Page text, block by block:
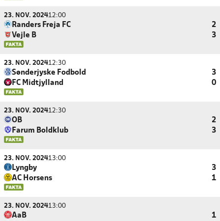
23. NOV. 202412:00
Randers Freja FC
2
Vejle B
3
23. NOV. 202412:30
Sønderjyske Fodbold
3
FC Midtjylland
0
23. NOV. 202412:30
OB
2
Farum Boldklub
3
23. NOV. 202413:00
Lyngby
3
AC Horsens
1
23. NOV. 202413:00
AaB
1